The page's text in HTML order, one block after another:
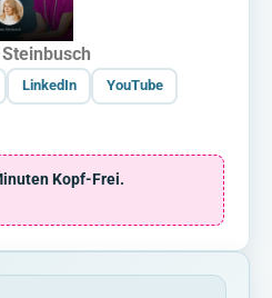
LinkedIn YouTube
Kopf-Frei.